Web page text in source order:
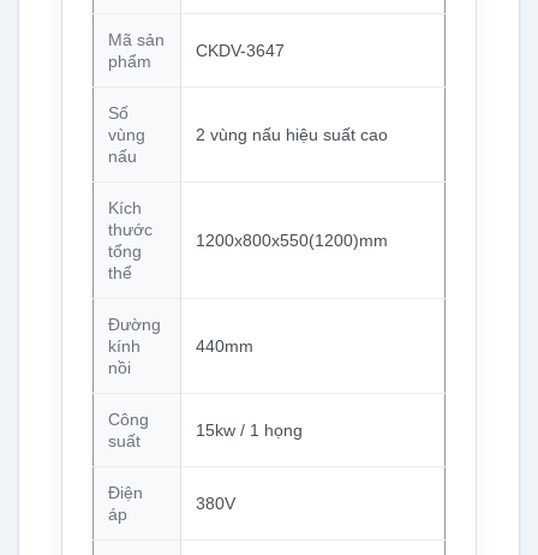
Mã sản
phẩm
CKDV-3647
Số
vùng
nấu
2 vùng nấu hiệu suất cao
Kích
thước
tổng
thể
1200x800x550(1200)mm
Đường
kính
nồi
440mm
Công
suất
15kw / 1 họng
Điện
áp
380V